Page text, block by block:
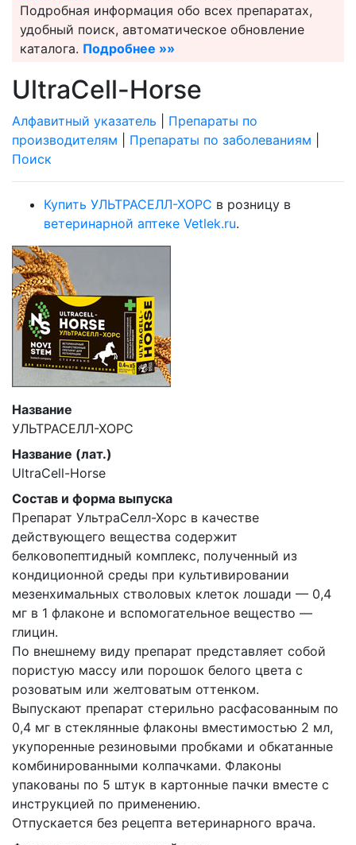
Подробная информация обо всех препаратах,
удобный поиск, автоматическое обновление
каталога. Подробнее »»
UltraCell-Horse
Алфавитный указатель
Препараты по
производителям
Препараты по заболеваниям
Поиск
Купить УЛЬТРАСЕЛЛ-ХОРС в розницу в
ветеринарной аптеке Vetlek.ru.
Название
УЛЬТРАСЕЛЛ-ХОРС
Название (лат.)
UltraCell-Horse
Состав и форма выпуска
Препарат УльтраСелл-Хорс в качестве
действующего вещества содержит
белковопептидный комплекс, полученный из
кондиционной среды при культивировании
мезенхимальных стволовых клеток лошади — 0,4
мг в 1 флаконе и вспомогательное вещество —
глицин.
По внешнему виду препарат представляет собой
пористую массу или порошок белого цвета с
розоватым или желтоватым оттенком.
Выпускают препарат стерильно расфасованным по
0,4 мг в стеклянные флаконы вместимостью 2 мл,
укупоренные резиновыми пробками и обкатанные
комбинированными колпачками. Флаконы
упакованы по 5 штук в картонные пачки вместе с
инструкцией по применению.
Отпускается без рецепта ветеринарного врача.